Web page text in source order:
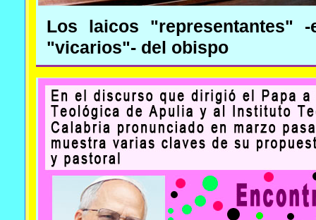
Los laicos "representantes" -
"vicarios"- del obispo